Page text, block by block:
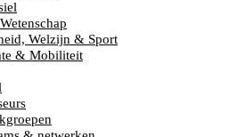
Welzijn & Sport
& Mobiliteit